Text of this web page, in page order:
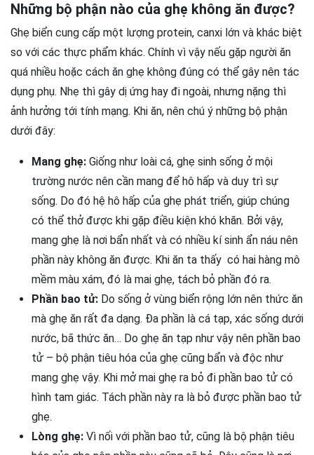
Những bộ phận nào của ghẹ không ăn được?
Ghẹ biển cung cấp một lượng protein, canxi lớn và khác biệt
so với các thực phẩm khác. Chính vì vậy nếu gặp người ăn
quá nhiều hoặc cách ăn ghẹ không đúng có thể gây nên tác
dụng phụ. Nhẹ thì gây dị ứng hay đi ngoài, nhưng nặng thì
ảnh hưởng tới tính mạng. Khi ăn, nên chú ý những bộ phận
dưới đây:
Mang ghẹ: Giống như loài cá, ghẹ sinh sống ở mội
trường nước nên cần mang để hô hấp và duy trì sự
sống. Do đó hệ hô hấp của ghẹ phát triển, giúp chúng
có thể thở được khi gặp điều kiện khó khăn. Bởi vậy,
mang ghẹ là nơi bẩn nhất và có nhiều kí sinh ẩn náu nên
phần này không ăn được. Khi ăn ta thấy có hai hàng mô
mềm màu xám, đó là mai ghẹ, tách bỏ phần đó ra.
Phần bao tử: Do sống ở vùng biển rộng lớn nên thức ăn
mà ghẹ ăn rất đa dạng. Đa phần là cá tạp, xác sống dưới
nước, bã thức ăn… Do ghẹ ăn tạp như vậy nên phần bao
tử – bộ phận tiêu hóa của ghẹ cũng bẩn và độc như
mang ghẹ vậy. Khi mở mai ghẹ ra bỏ đi phần bao tử có
hình tam giác. Tách phần này ra là bỏ được phần bao tử
ghẹ.
Lòng ghẹ: Vì nối với phần bao tử, cũng là bộ phận tiêu